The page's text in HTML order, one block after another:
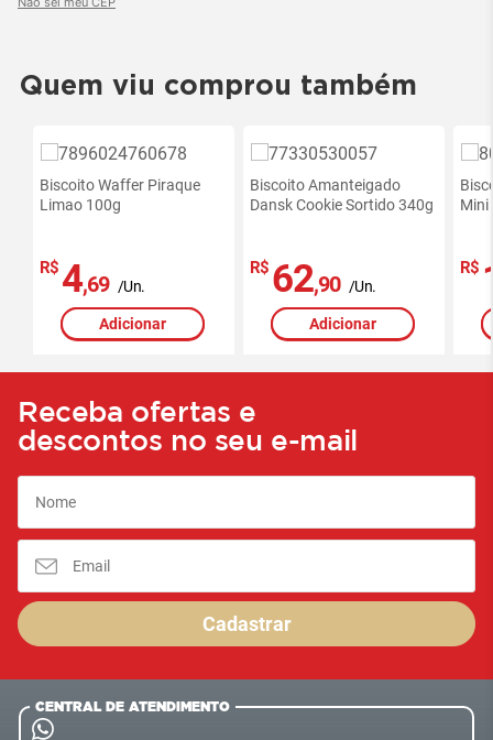
Quem viu comprou também
Biscoito Waffer Piraque
Limao 100g
R$ 4,69 /Un.
Adicionar
Biscoito Amanteigado
Dansk Cookie Sortido 340g
R$ 62,90 /Un.
Adicionar
Mini
R$
Receba ofertas e
descontos no seu e-mail
Cadastrar
CENTRAL DE ATENDIMENTO